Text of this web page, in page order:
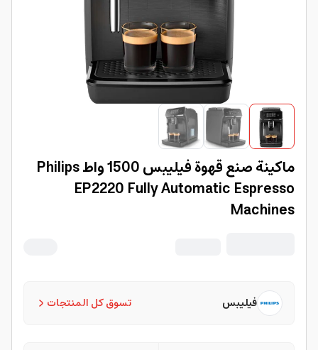
ماكينة صنع قهوة فيليبس 1500 واط Philips
EP2220 Fully Automatic Espresso
Machines
تسوق كل المنتجات فيليبس